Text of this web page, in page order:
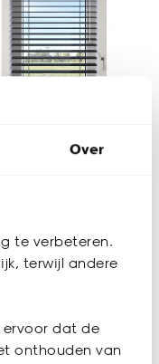
Over
te verbeteren.
terwijl andere
ervoor dat de
onthouden van
Aluminium
50mm
3 ( 1 )